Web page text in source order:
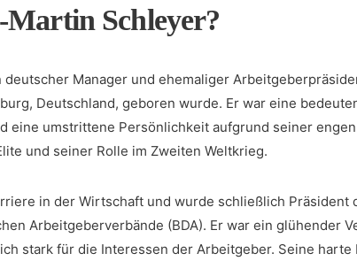
Schleyer?
Manager und ehemaliger
Deutschland, geboren wurde. Er war eine
⁢eine ​umstrittene ⁣Persönlichkeit aufgrund seiner engen
und seiner Rolle⁤ im Zweiten Weltkrieg.
in der Wirtschaft⁤ und wurde schließlich Präsident
Arbeitgeberverbände (BDA). Er war ein glühender
stark ‌für ⁣die Interessen der Arbeitgeber. Seine harte